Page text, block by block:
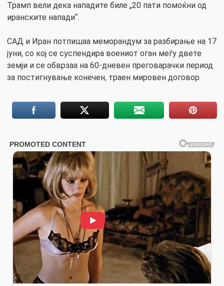
Трамп вели дека нападите биле „20 пати помоќни од
иранските напади“.
САД и Иран потпишаа меморандум за разбирање на 17
јуни, со кој се суспендира воениот оган меѓу двете
земји и се обврзаа на 60-дневен преговарачки период
за постигнување конечен, траен мировен договор.